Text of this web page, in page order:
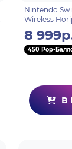
Nintendo
Wireless
8
450 Pop-
В